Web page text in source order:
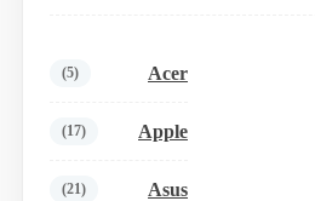
Acer
(5)
Apple
(17)
Asus
(21)